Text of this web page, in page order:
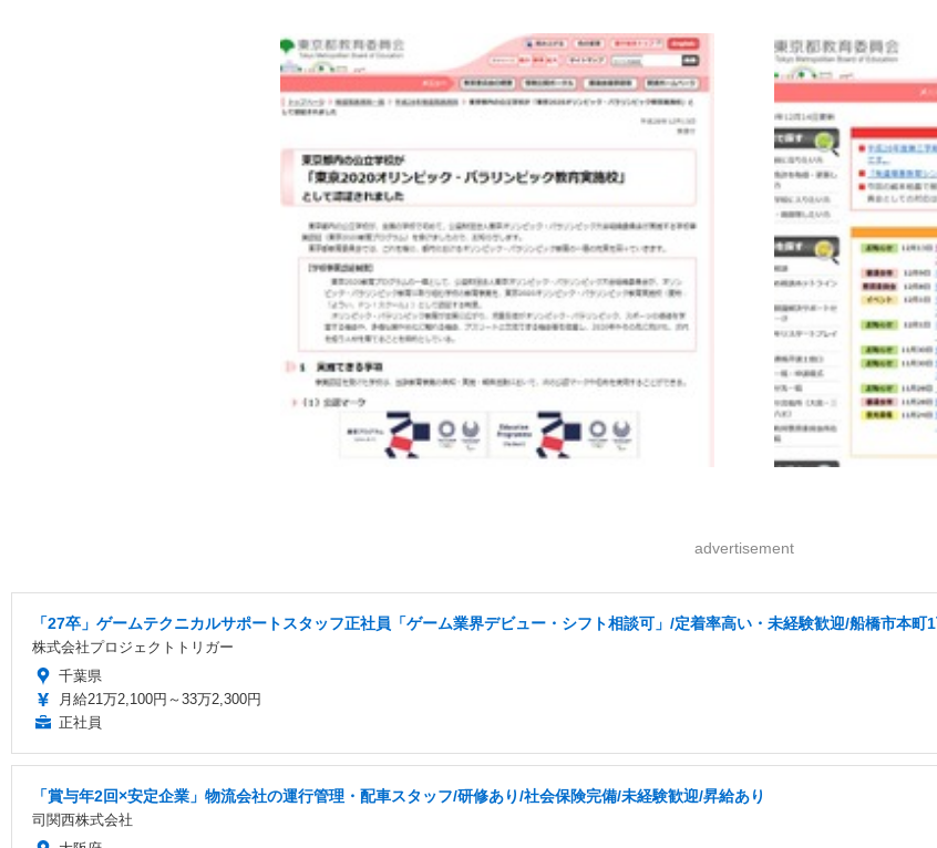
advertisement
「27卒」ゲームテクニカルサポートスタッフ正社員「ゲーム業界デビュー・シフト相談可」/定着率高い・未経験歓迎/船橋市本町1
株式会社プロジェクトトリガー
千葉県
月給21万2,100円～33万2,300円
正社員
「賞与年2回×安定企業」物流会社の運行管理・配車スタッフ/研修あり/社会保険完備/未経験歓迎/昇給あり
司関西株式会社